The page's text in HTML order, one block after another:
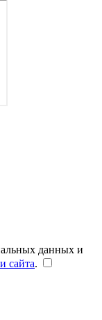
данных и
сайта.